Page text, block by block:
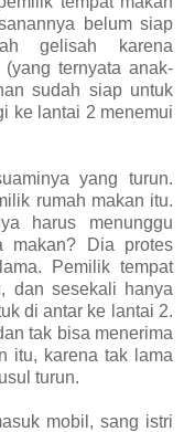
belum siap
gelisah karena
ternyata anak-
sudah siap untuk
ke lantai 2 menemui
yang turun.
rumah makan itu.
harus menunggu
makan? Dia protes
Pemilik tempat
dan sesekali hanya
di antar ke lantai 2.
tak bisa menerima
itu, karena tak lama
turun.
mobil, sang istri